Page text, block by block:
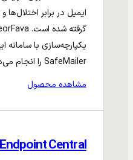
ایمیل در برابر
یکپارچه‌سازی با سامانه
SafeMailer را انجام می‌دهد.
مشاهده محصول
Central